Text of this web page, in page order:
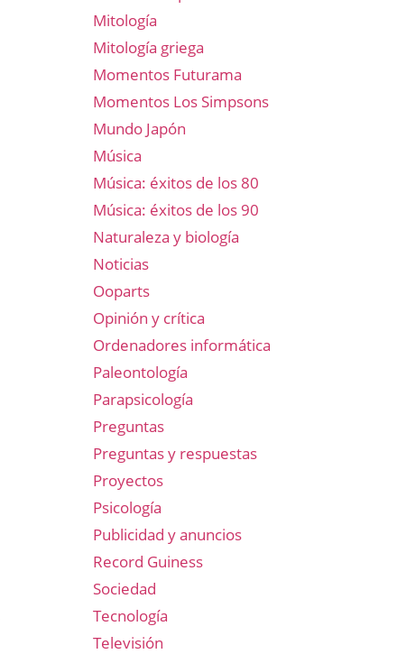
Mitología
Mitología griega
Momentos Futurama
Momentos Los Simpsons
Mundo Japón
Música
Música: éxitos de los 80
Música: éxitos de los 90
Naturaleza y biología
Noticias
Ooparts
Opinión y crítica
Ordenadores informática
Paleontología
Parapsicología
Preguntas
Preguntas y respuestas
Proyectos
Psicología
Publicidad y anuncios
Record Guiness
Sociedad
Tecnología
Televisión